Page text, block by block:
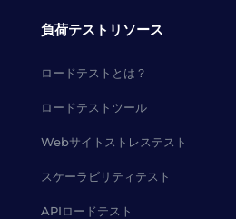
負荷テストリソース
ロードテストとは？
ロードテストツール
Webサイトストレステスト
スケーラビリティテスト
APIロードテスト